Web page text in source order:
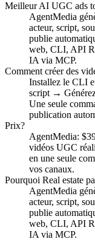
Meilleur AI UGC ads
AgentMedia
acteur, script,
publie
web, CLI, API
IA via MCP.
Comment créer des
Installez le CLI
script →
Une seule
publication
Prix?
AgentMedia:
vidéos UGC
en une seule
vos canaux.
Pourquoi Real estate
AgentMedia
acteur, script,
publie
web, CLI, API
IA via MCP.